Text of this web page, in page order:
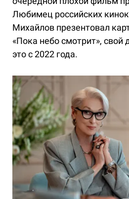
Любимец российских
Михайлов презентовал
«Пока небо смотрит»,
это с 2022 года.